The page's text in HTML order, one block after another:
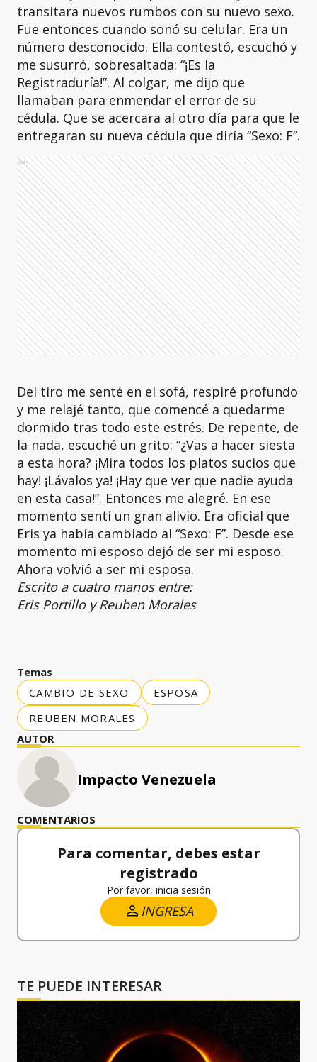
transitara nuevos rumbos con su nuevo sexo.
Fue entonces cuando sonó su celular. Era un
número desconocido. Ella contestó, escuchó y
me susurró, sobresaltada: “¡Es la
Registraduría!”. Al colgar, me dijo que
llamaban para enmendar el error de su
cédula. Que se acercara al otro día para que le
entregaran su nueva cédula que diría “Sexo: F”.
Ads
Del tiro me senté en el sofá, respiré profundo
y me relajé tanto, que comencé a quedarme
dormido tras todo este estrés. De repente, de
la nada, escuché un grito: “¿Vas a hacer siesta
a esta hora? ¡Mira todos los platos sucios que
hay! ¡Lávalos ya! ¡Hay que ver que nadie ayuda
en esta casa!”. Entonces me alegré. En ese
momento sentí un gran alivio. Era oficial que
Eris ya había cambiado al “Sexo: F”. Desde ese
momento mi esposo dejó de ser mi esposo.
Ahora volvió a ser mi esposa.
Escrito a cuatro manos entre:
Eris Portillo y Reuben Morales
Temas
CAMBIO DE SEXO
ESPOSA
REUBEN MORALES
AUTOR
Impacto Venezuela
COMENTARIOS
Para comentar, debes estar
registrado
Por favor, inicia sesión
INGRESA
TE PUEDE INTERESAR